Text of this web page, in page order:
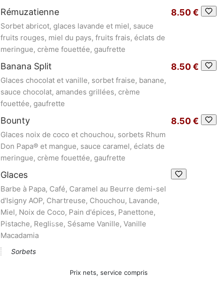
Rémuzatienne
Sorbet abricot, glaces lavande et miel, sauce
fruits rouges, miel du pays, fruits frais, éclats de
meringue, crème fouettée, gaufrette
8.50 €
Banana Split
Glaces chocolat et vanille, sorbet fraise, banane,
sauce chocolat, amandes grillées, crème
fouettée, gaufrette
8.50 €
Bounty
Glaces noix de coco et chouchou, sorbets Rhum
Don Papa® et mangue, sauce caramel, éclats de
meringue, crème fouettée, gaufrette
8.50 €
Glaces
Barbe à Papa, Café, Caramel au Beurre demi-sel
d'Isigny AOP, Chartreuse, Chouchou, Lavande,
Miel, Noix de Coco, Pain d'épices, Panettone,
Pistache, Reglisse, Sésame Vanille, Vanille
Macadamia
Sorbets
Prix nets, service compris